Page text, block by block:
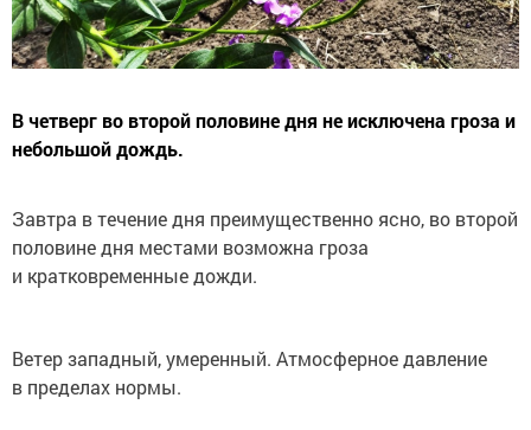
В четверг во второй половине дня не исключена гроза и
небольшой дождь.
Завтра в течение дня преимущественно ясно, во второй
половине дня местами возможна гроза
и кратковременные дожди.
Ветер западный, умеренный. Атмосферное давление
в пределах нормы.